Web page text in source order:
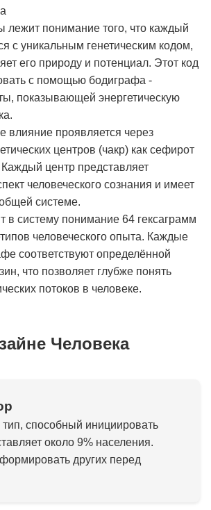
лежит понимание того, что каждый
с уникальным генетическим кодом,
его природу и потенциал. Этот код
с помощью бодиграфа -
показывающей энергетическую
влияние проявляется через
центров (чакр) как сефирот
центр представляет
человеческого сознания и имеет
системе.
в систему понимание 64 гексаграмм
человеческого опыта. Каждые
соответствуют определённой
что позволяет глубже понять
потоков в человеке.
Человека
способный инициировать
около 9% населения.
других перед